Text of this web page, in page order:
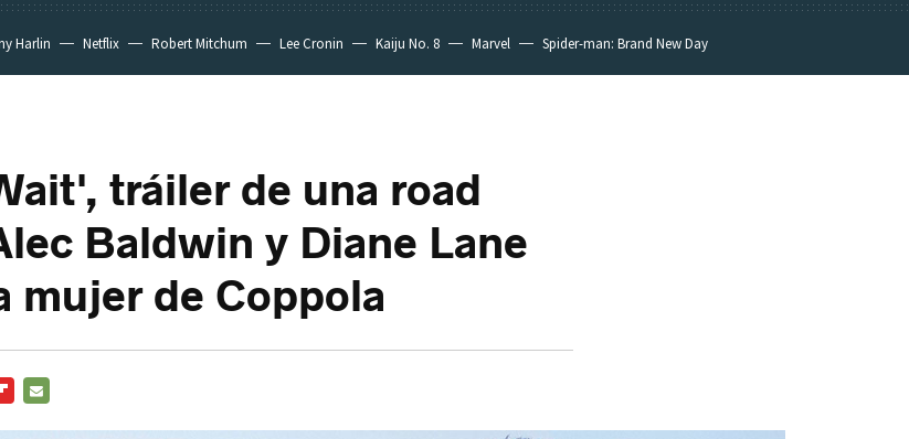
Harlin Netflix Robert Mitchum Lee Cronin Kaiju No. 8 Marvel Spider-man: Brand New Day
tráiler de una road
Baldwin y Diane Lane
mujer de Coppola